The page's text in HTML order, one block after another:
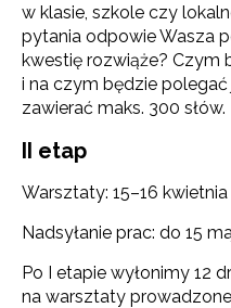
w klasie, szkole czy
pytania odpowie Wasza
kwestię rozwiąże? Czym
i na czym będzie polegać
zawierać maks. 300 słów.
II etap
Warsztaty: 15–16 kwietnia
Nadsyłanie prac: do 15
Po I etapie wyłonimy 12
na warsztaty